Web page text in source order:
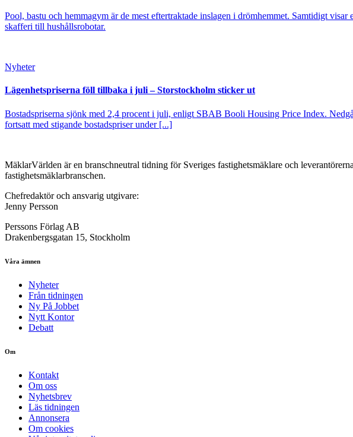
Pool, bastu och hemmagym är de mest eftertraktade inslagen i drömhemmet. Samtidigt
skafferi till hushållsrobotar.
Nyheter
Lägenhetspriserna föll tillbaka i juli – Storstockholm sticker ut
Bostadspriserna sjönk med 2,4 procent i juli, enligt SBAB Booli Housing Price Index.
fortsatt med stigande bostadspriser under [...]
MäklarVärlden är en branschneutral tidning för Sveriges fastighetsmäklare och
fastighetsmäklarbranschen.
Chefredaktör och ansvarig utgivare:
Jenny Persson
Perssons Förlag AB
Drakenbergsgatan 15, Stockholm
Våra ämnen
Nyheter
Från tidningen
Ny På Jobbet
Nytt Kontor
Debatt
Om
Kontakt
Om oss
Nyhetsbrev
Läs tidningen
Annonsera
Om cookies